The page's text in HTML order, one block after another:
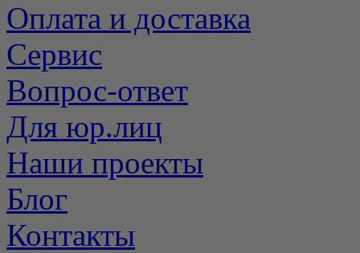
Оплата и доставка
Сервис
Вопрос-ответ
Для юр.лиц
Наши проекты
Блог
Контакты